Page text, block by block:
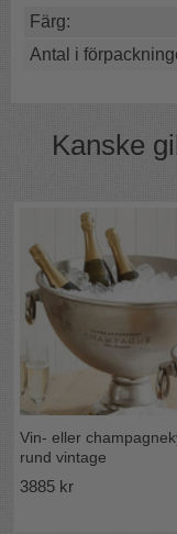
Även om namnet
funkar den
vinflaskor eller
Perfekt wine
champagneflaskor.
TIPS! När du inte
med frukt eller
Färg:
Antal i
Kanske
Vin- eller
rund vintage
3885 kr